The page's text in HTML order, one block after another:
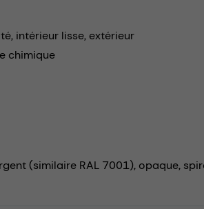
intérieur lisse, extérieur
chimique
(similaire RAL 7001), opaque,